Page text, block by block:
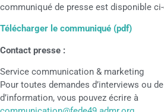
communiqué de presse est disponible
Télécharger le communiqué (pdf)
Contact presse :
Service communication & marketing
Pour toutes demandes d’interviews ou
d’information, vous pouvez écrire à